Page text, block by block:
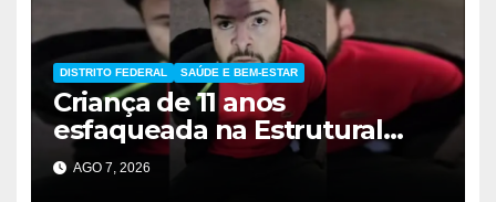
DISTRITO FEDERAL SAÚDE E BEM-ESTAR
Criança de 11 anos
esfaqueada na Estrutural
apresenta melhora
significativa
AGO 7, 2026